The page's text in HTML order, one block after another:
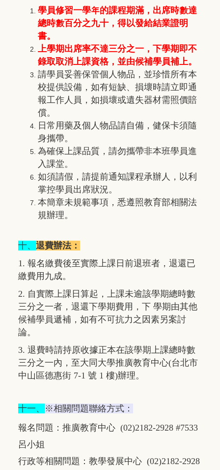
學員修習一學年的課程期滿，出席時數達
總時數百分之九十，得以發給結業證明
書。
上學期出席率不達三分之一，下學期即不
錄取取消上課資格，並由候補學員補上。
請學員妥善保管個人物品，並珍惜所有本
校提供設備，如有短缺、損壞時請立即通
報工作人員，如損壞或遺失器材需照價賠
償。
日常用藥及個人物品請自備，健保卡須隨
身攜帶。
為確保上課品質，請勿攜帶非本班學員進
入課堂。
如須請假，請提前通知課程承辦人，以利
掌控學員出席狀況。
本簡章未規範事項，悉遵照教育部相關法
規辦理。
十、 退費辦法：
1. 報名繳費後至實際上課日前退班者，退還已
繳費用九成。
2. 自實際上課日算起，上課未逾該學期總時數
三分之一者，退還下學期費用，下 學期由其他
候補學員遞補，如有不可抗力之因素另案討
論。
3. 退費時請持原收據正本在該學期上課總時數
三分之一內，至大同大學推廣教育中心(台北市
中山區德惠街 7-1 號 1 樓)辦理。
十一、 ※相關問題聯絡方式：
報名問題：推廣教育中心 (02)2182-2928 #7533
呂小姐
行政等相關問題：教學發展中心 (02)2182-2928